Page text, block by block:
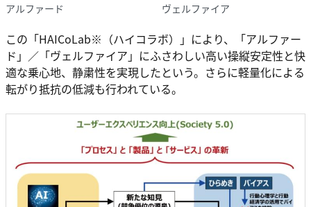
アルファード ヴェルファイア
この「HAICoLab※（ハイコラボ）」により、「アルファー
ド」／「ヴェルファイア」にふさわしい高い操縦安定性と快
適な乗心地、静粛性を実現したという。さらに軽量化による
転がり抵抗の低減も行われている。